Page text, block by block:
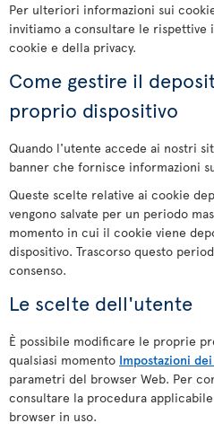
Per ulteriori informazioni sui
invitiamo a consultare le rispettive
cookie e della privacy.
Come gestire il
proprio dispositivo
Quando l'utente accede ai nostri
banner che fornisce informazioni
Queste scelte relative ai cookie
vengono salvate per un periodo
momento in cui il cookie viene
dispositivo. Trascorso questo
consenso.
Le scelte dell'utente
È possibile modificare le proprie
qualsiasi momento Impostazioni
parametri del browser Web. Per
consultare la procedura
browser in uso.